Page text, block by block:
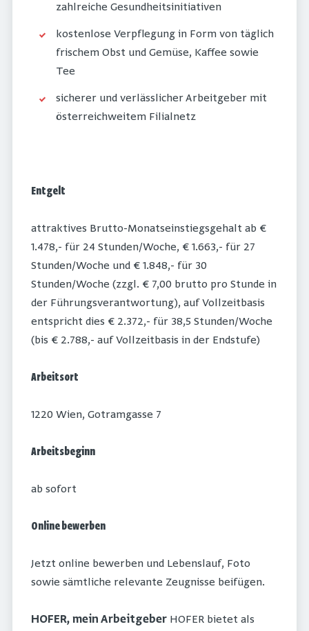
zahlreiche Gesundheitsinitiativen
kostenlose Verpflegung in Form von täglich
frischem Obst und Gemüse, Kaffee sowie
Tee
sicherer und verlässlicher Arbeitgeber mit
österreichweitem Filialnetz
Entgelt
attraktives Brutto-Monatseinstiegsgehalt ab €
1.478,- für 24 Stunden/Woche, € 1.663,- für 27
Stunden/Woche und € 1.848,- für 30
Stunden/Woche (zzgl. € 7,00 brutto pro Stunde in
der Führungsverantwortung), auf Vollzeitbasis
entspricht dies € 2.372,- für 38,5 Stunden/Woche
(bis € 2.788,- auf Vollzeitbasis in der Endstufe)
Arbeitsort
1220 Wien, Gotramgasse 7
Arbeitsbeginn
ab sofort
Online bewerben
Jetzt online bewerben und Lebenslauf, Foto
sowie sämtliche relevante Zeugnisse beifügen.
HOFER, mein Arbeitgeber HOFER bietet als